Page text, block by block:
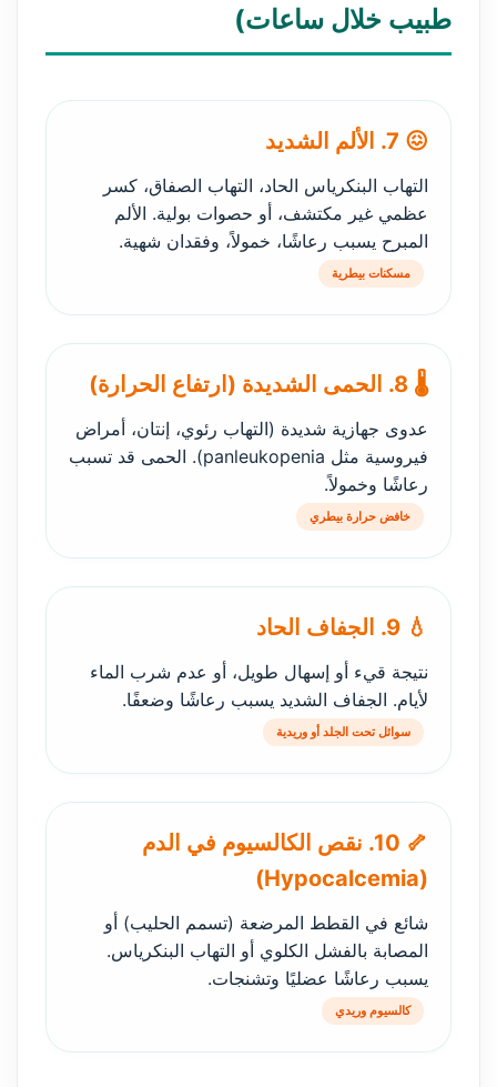
طبيب خلال ساعات)
😖 7. الألم الشديد
التهاب البنكرياس الحاد، التهاب الصفاق، كسر
عظمي غير مكتشف، أو حصوات بولية. الألم
المبرح يسبب رعاشًا، خمولاً، وفقدان شهية.
مسكنات بيطرية
🌡️ 8. الحمى الشديدة (ارتفاع الحرارة)
عدوى جهازية شديدة (التهاب رئوي، إنتان، أمراض
فيروسية مثل panleukopenia). الحمى قد تسبب
رعاشًا وخمولاً.
خافض حرارة بيطري
💧 9. الجفاف الحاد
نتيجة قيء أو إسهال طويل، أو عدم شرب الماء
لأيام. الجفاف الشديد يسبب رعاشًا وضعفًا.
سوائل تحت الجلد أو وريدية
🦴 10. نقص الكالسيوم في الدم
(Hypocalcemia)
شائع في القطط المرضعة (تسمم الحليب) أو
المصابة بالفشل الكلوي أو التهاب البنكرياس.
يسبب رعاشًا عضليًا وتشنجات.
كالسيوم وريدي